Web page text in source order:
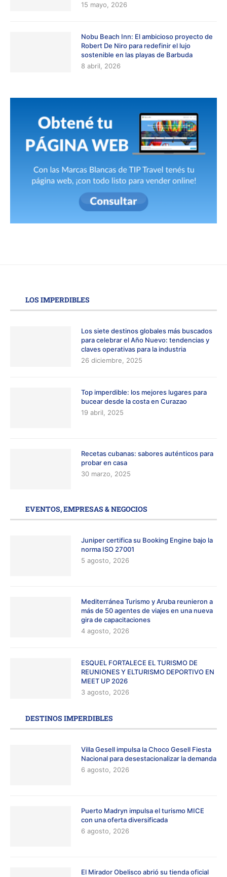
15 mayo, 2026
Nobu Beach Inn: El ambicioso proyecto de
Robert De Niro para redefinir el lujo
sostenible en las playas de Barbuda
8 abril, 2026
LOS IMPERDIBLES
Los siete destinos globales más buscados
para celebrar el Año Nuevo: tendencias y
claves operativas para la industria
26 diciembre, 2025
Top imperdible: los mejores lugares para
bucear desde la costa en Curazao
19 abril, 2025
Recetas cubanas: sabores auténticos para
probar en casa
30 marzo, 2025
EVENTOS, EMPRESAS & NEGOCIOS
Juniper certifica su Booking Engine bajo la
norma ISO 27001
5 agosto, 2026
Mediterránea Turismo y Aruba reunieron a
más de 50 agentes de viajes en una nueva
gira de capacitaciones
4 agosto, 2026
ESQUEL FORTALECE EL TURISMO DE
REUNIONES Y ELTURISMO DEPORTIVO EN
MEET UP 2026
3 agosto, 2026
DESTINOS IMPERDIBLES
Villa Gesell impulsa la Choco Gesell Fiesta
Nacional para desestacionalizar la demanda
6 agosto, 2026
Puerto Madryn impulsa el turismo MICE
con una oferta diversificada
6 agosto, 2026
El Mirador Obelisco abrió su tienda oficial